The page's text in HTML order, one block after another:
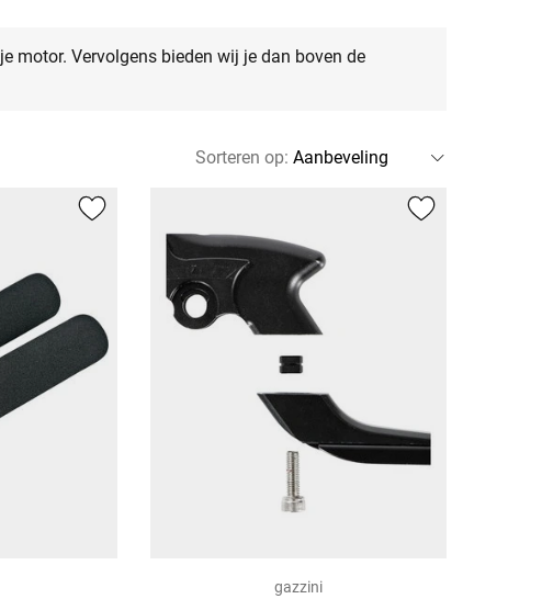
je motor. Vervolgens bieden wij je dan boven de
Sorteren op:
gazzini